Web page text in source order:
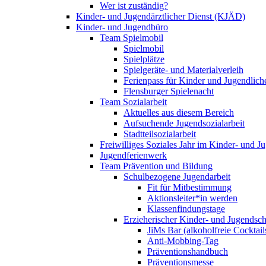
Wer ist zuständig?
Kinder- und Jugendärztlicher Dienst (KJÄD)
Kinder- und Jugendbüro
Team Spielmobil
Spielmobil
Spielplätze
Spielgeräte- und Materialverleih
Ferienpass für Kinder und
Flensburger Spielenacht
Team Sozialarbeit
Aktuelles aus diesem Bereich
Aufsuchende Jugendsozialarbeit
Stadtteilsozialarbeit
Freiwilliges Soziales Jahr im Kinder- und
Jugendferienwerk
Team Prävention und Bildung
Schulbezogene Jugendarbeit
Fit für Mitbestimmung
Aktionsleiter*in werden
Klassenfindungstage
Erzieherischer Kinder- und
JiMs Bar (alkoholfreie
Anti-Mobbing-Tag
Präventionshandbuch
Präventionsmesse